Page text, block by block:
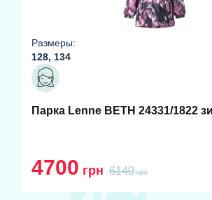
Размеры:
128, 134
Парка Lenne BETH 24331/1822
4700 грн 6140грн